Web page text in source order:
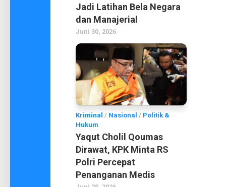
Jadi Latihan Bela Negara
dan Manajerial
Juni 30, 2026
Kriminal / Nasional / Politik &
Hukum
Yaqut Cholil Qoumas
Dirawat, KPK Minta RS
Polri Percepat
Penanganan Medis